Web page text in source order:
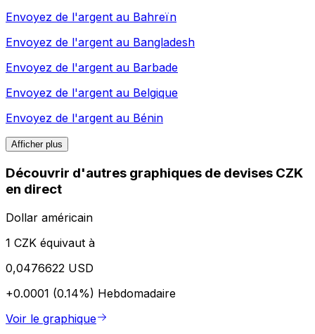
Envoyez de l'argent au Bahreïn
Envoyez de l'argent au Bangladesh
Envoyez de l'argent au Barbade
Envoyez de l'argent au Belgique
Envoyez de l'argent au Bénin
Afficher plus
Découvrir d'autres graphiques de devises CZK
en direct
Dollar américain
1 CZK équivaut à
0,0476622 USD
+0.0001 (0.14%) Hebdomadaire
Voir le graphique